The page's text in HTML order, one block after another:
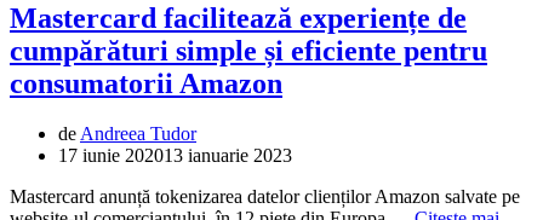
Mastercard facilitează experiențe de
cumpărături simple și eficiente pentru
consumatorii Amazon
deAndreea Tudor
17 iunie 202013 ianuarie 2023
Mastercard anunță tokenizarea datelor clienților Amazon salvate pe